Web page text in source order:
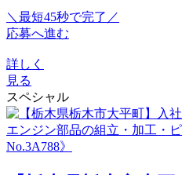
＼最短45秒で完了／
応募へ進む
詳しく
見る
スペシャル